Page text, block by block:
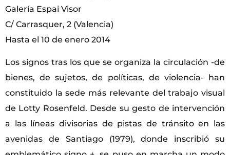
Galería Espai Visor
C/ Carrasquer, 2 (Valencia)
Hasta el 10 de enero 2014
Los signos tras los que se organiza la circulación -de
bienes, de sujetos, de políticas, de violencia- han
constituido la sede más relevante del trabajo visual
de Lotty Rosenfeld. Desde su gesto de intervención
a las líneas divisorias de pistas de tránsito en las
avenidas de Santiago (1979), donde inscribió su